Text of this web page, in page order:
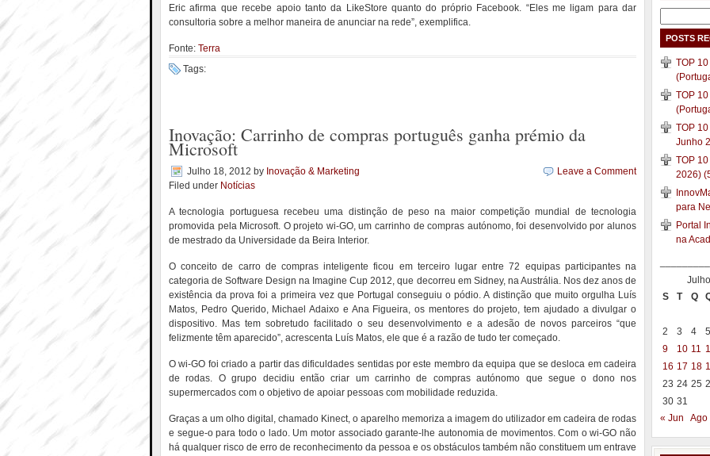
Eric afirma que recebe apoio tanto da LikeStore quanto do próprio Facebook. “Eles me ligam para dar
consultoria sobre a melhor maneira de anunciar na rede”, exemplifica.
Fonte: Terra
Tags:
Inovação: Carrinho de compras português ganha prémio da
Microsoft
Julho 18, 2012 by Inovação & Marketing
Filed under Notícias
Leave a Comment
A tecnologia portuguesa recebeu uma distinção de peso na maior competição mundial de tecnologia
promovida pela Microsoft. O projeto wi-GO, um carrinho de compras autónomo, foi desenvolvido por alunos
de mestrado da Universidade da Beira Interior.
O conceito de carro de compras inteligente ficou em terceiro lugar entre 72 equipas participantes na
categoria de Software Design na Imagine Cup 2012, que decorreu em Sidney, na Austrália. Nos dez anos de
existência da prova foi a primeira vez que Portugal conseguiu o pódio. A distinção que muito orgulha Luís
Matos, Pedro Querido, Michael Adaixo e Ana Figueira, os mentores do projeto, tem ajudado a divulgar o
dispositivo. Mas tem sobretudo facilitado o seu desenvolvimento e a adesão de novos parceiros “que
felizmente têm aparecido”, acrescenta Luís Matos, ele que é a razão de tudo ter começado.
O wi-GO foi criado a partir das dificuldades sentidas por este membro da equipa que se desloca em cadeira
de rodas. O grupo decidiu então criar um carrinho de compras autónomo que segue o dono nos
supermercados com o objetivo de apoiar pessoas com mobilidade reduzida.
Graças a um olho digital, chamado Kinect, o aparelho memoriza a imagem do utilizador em cadeira de rodas
e segue-o para todo o lado. Um motor associado garante-lhe autonomia de movimentos. Com o wi-GO não
há qualquer risco de erro de reconhecimento da pessoa e os obstáculos também não constituem um entrave
por:
POSTS
TOP
TOP
TOP
Junho
TOP
2026)
para
Portal
na
S
T Q
2 3 4
5
9
10 11
16 17 18
23 24 25
30 31
« Jun
Ago